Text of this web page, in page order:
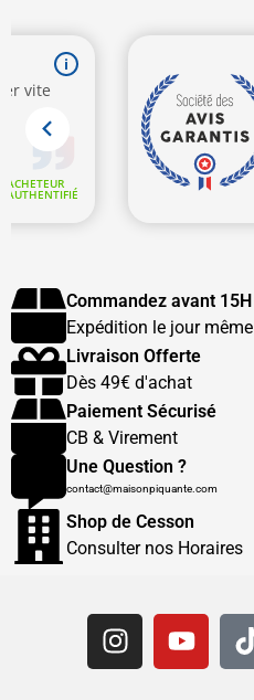
Commandez avant 15H
Expédition le jour même
Livraison Offerte
Dès 49€ d'achat
Paiement Sécurisé
CB & Virement
Une Question ?
contact@maisonpiquante.com
Shop de Cesson
Consulter nos Horaires